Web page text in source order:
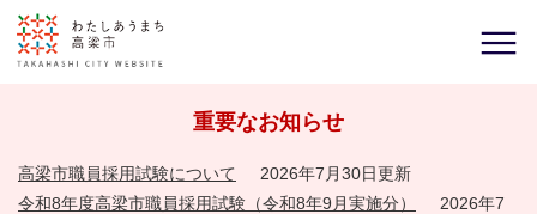
重要なお知らせ
高梁市職員採用試験について
2026年7月30日更新
令和8年度高梁市職員採用試験（令和8年9月実施分）
2026年7